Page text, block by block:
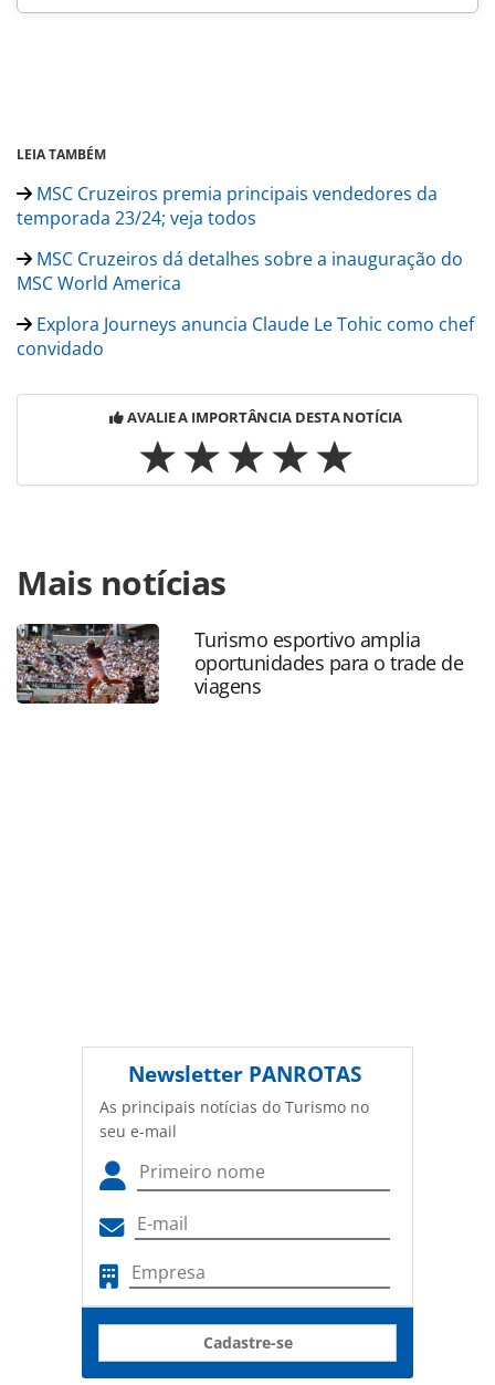
LEIA TAMBÉM
MSC Cruzeiros premia principais vendedores da
temporada 23/24; veja todos
MSC Cruzeiros dá detalhes sobre a inauguração do
MSC World America
Explora Journeys anuncia Claude Le Tohic como chef
convidado
AVALIE A IMPORTÂNCIA DESTA NOTÍCIA
https://www.panrotas.com.br/mercado/cruzeiros/2024/
celebra-670-mil-hospedes-no-brasil-e-lanca-temporada-24-
25_204334.html ou as ferramentas oferecidas na página.
Todo o conteúdo produzido pela PANROTAS Editora é
protegido pela legislação brasileira sobre direito autoral.
Não reproduza o conteúdo sem autorização da PANROTAS
Mais notícias
Turismo esportivo amplia
oportunidades para o trade de
viagens
Newsletter PANROTAS
As principais notícias do Turismo no
seu e-mail
Cadastre-se